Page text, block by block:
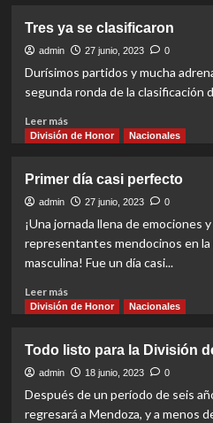
Honor
fin
llegó
la
tercera
Tres ya se clasificaron
admin 27 junio, 2023 0
Durísimos partidos y mucha
segunda ronda de la clasificación
Leer másRead
more
ya
se
clasificaron
División de Honor Nacionales
Primer día casi perfecto
admin 27 junio, 2023 0
¡Una jornada llena de emociones
representantes mendocinos en la
masculina! Fue un día casi...
Leer másRead
more
día
casi
perfecto
División de Honor Nacionales
Todo listo para la División
admin 18 junio, 2023 0
Después de un período de seis
regresará a Mendoza, y a menos